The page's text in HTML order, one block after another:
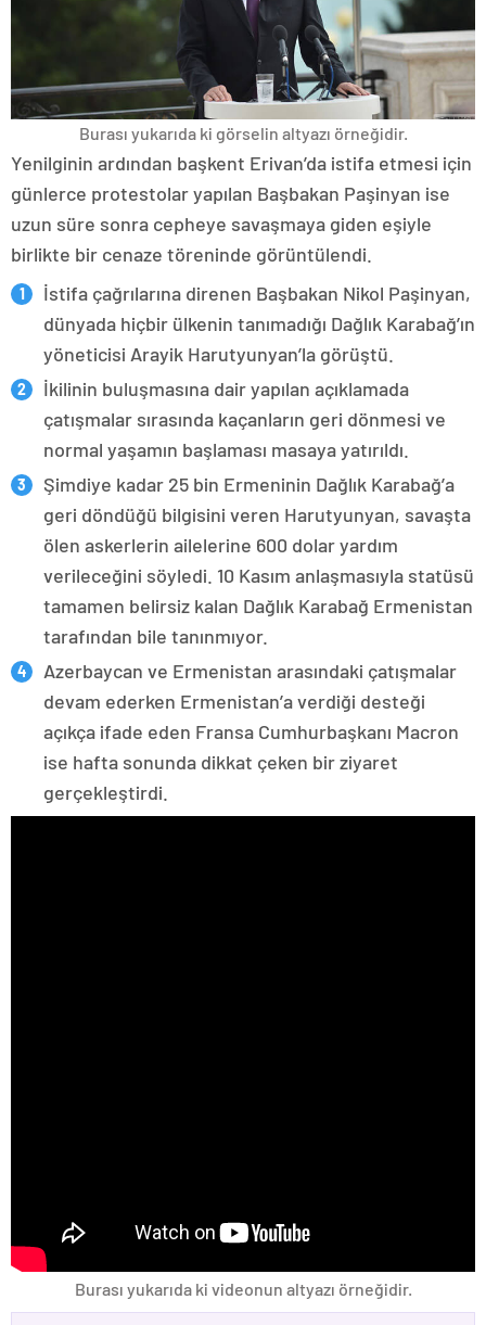
Burası yukarıda ki görselin altyazı örneğidir.
Yenilginin ardından başkent Erivan’da istifa etmesi için
günlerce protestolar yapılan Başbakan Paşinyan ise
uzun süre sonra cepheye savaşmaya giden eşiyle
birlikte bir cenaze töreninde görüntülendi.
İstifa çağrılarına direnen Başbakan Nikol Paşinyan,
dünyada hiçbir ülkenin tanımadığı Dağlık Karabağ’ın
yöneticisi Arayik Harutyunyan’la görüştü.
İkilinin buluşmasına dair yapılan açıklamada
çatışmalar sırasında kaçanların geri dönmesi ve
normal yaşamın başlaması masaya yatırıldı.
Şimdiye kadar 25 bin Ermeninin Dağlık Karabağ’a
geri döndüğü bilgisini veren Harutyunyan, savaşta
ölen askerlerin ailelerine 600 dolar yardım
verileceğini söyledi. 10 Kasım anlaşmasıyla statüsü
tamamen belirsiz kalan Dağlık Karabağ Ermenistan
tarafından bile tanınmıyor.
Azerbaycan ve Ermenistan arasındaki çatışmalar
devam ederken Ermenistan’a verdiği desteği
açıkça ifade eden Fransa Cumhurbaşkanı Macron
ise hafta sonunda dikkat çeken bir ziyaret
gerçekleştirdi.
Burası yukarıda ki videonun altyazı örneğidir.